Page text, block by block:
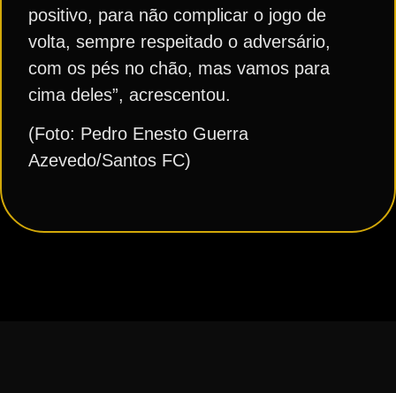
positivo, para não complicar o jogo de
volta, sempre respeitado o adversário,
com os pés no chão, mas vamos para
cima deles”, acrescentou.
(Foto: Pedro Enesto Guerra
Azevedo/Santos FC)